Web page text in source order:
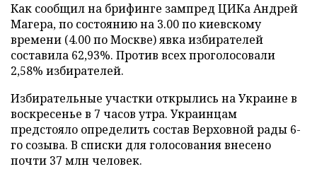
Как сообщил на брифинге зампред ЦИКа Андрей
Магера, по состоянию на 3.00 по киевскому
времени (4.00 по Москве) явка избирателей
составила 62,93%. Против всех проголосовали
2,58% избирателей.
Избирательные участки открылись на Украине в
воскресенье в 7 часов утра. Украинцам
предстояло определить состав Верховной рады 6-
го созыва. В списки для голосования внесено
почти 37 млн человек.